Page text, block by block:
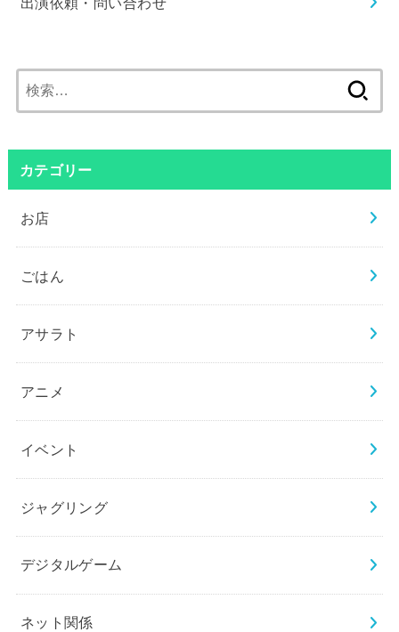
索:
カテゴリー
お店
ごはん
アサラト
アニメ
イベント
ジャグリング
デジタルゲーム
ネット関係